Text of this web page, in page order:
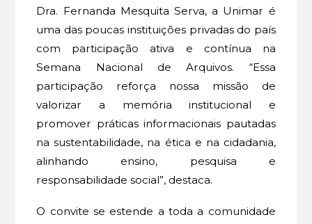
Dra. Fernanda Mesquita Serva, a Unimar é
uma das poucas instituições privadas do país
com participação ativa e contínua na
Semana Nacional de Arquivos. “Essa
participação reforça nossa missão de
valorizar a memória institucional e
promover práticas informacionais pautadas
na sustentabilidade, na ética e na cidadania,
alinhando ensino, pesquisa e
responsabilidade social”, destaca.
O convite se estende a toda a comunidade